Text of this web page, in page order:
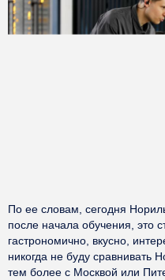
По ее словам, сегодня
после начала обучения, это
гастрономично, вкусно,
никогда не буду сравнивать
тем более с Москвой или